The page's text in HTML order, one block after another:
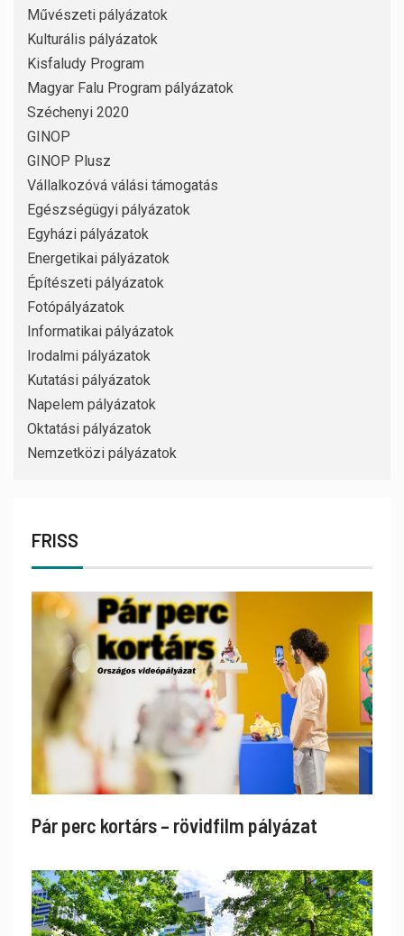
Művészeti pályázatok
Kulturális pályázatok
Kisfaludy Program
Magyar Falu Program pályázatok
Széchenyi 2020
GINOP
GINOP Plusz
Vállalkozóvá válási támogatás
Egészségügyi pályázatok
Egyházi pályázatok
Energetikai pályázatok
Építészeti pályázatok
Fotópályázatok
Informatikai pályázatok
Irodalmi pályázatok
Kutatási pályázatok
Napelem pályázatok
Oktatási pályázatok
Nemzetközi pályázatok
FRISS
Pár perc kortárs – rövidfilm pályázat